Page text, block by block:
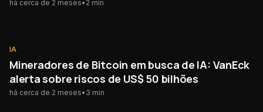
há cerca de 2 meses• 2 min
IA
Mineradores de Bitcoin em busca de IA: VanEck
alerta sobre riscos de US$ 50 bilhões
há cerca de 2 meses• 3 min